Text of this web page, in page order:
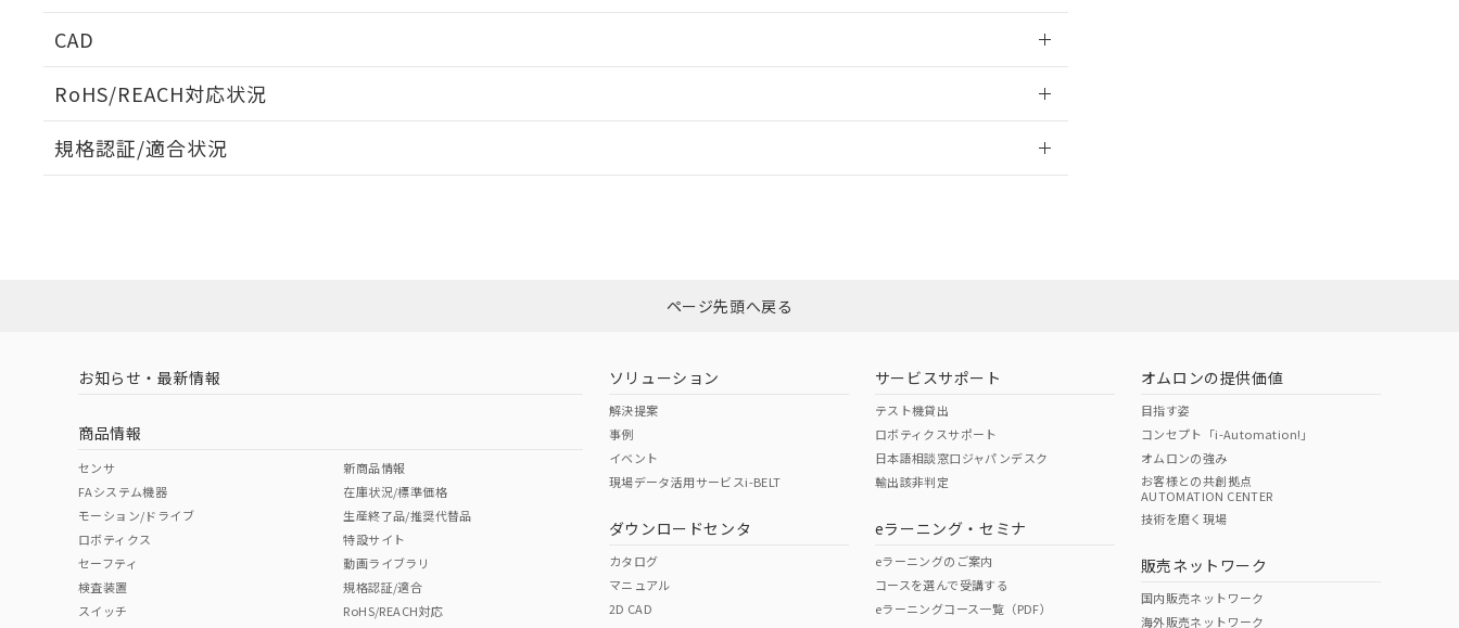
CAD
RoHS/REACH対応状況
EU RoHS 注意事項・凡例
ダウンロードはこちら
中国 RoHS 注意事項・凡例
中国 RoHS表
Pb Hg Cr(VI)
O O
規格認証/適合状況
（イギリス
（ノルウェー
（日本
（アメリカ
この製品の規格認証/適合状況ページへ
その他の認証はこちらのページからご検索ください
ページ先頭へ戻る
お知らせ・最新情報
商品情報
センサ
FAシステム機器
モーション/ドライブ
ロボティクス
セーフティ
検査装置
スイッチ
新商品情報
在庫状況/標準価格
生産終了品/推奨代替品
特設サイト
動画ライブラリ
規格認証/適合
RoHS/REACH対応
ソリューション
解決提案
事例
イベント
現場データ活用サービスi-BELT
ダウンロードセンタ
カタログ
マニュアル
2D CAD
サービスサポート
テスト機貸出
ロボティクスサポート
日本語相談窓口ジャパンデスク
輸出該非判定
eラーニング・セミナ
eラーニングのご案内
コースを選んで受講する
eラーニングコース一覧（PDF）
オムロンの提供価値
目指す姿
コンセプト「i-Automation!」
オムロンの強み
お客様との共創拠点
AUTOMATION CENTER
技術を磨く現場
販売ネットワーク
国内販売ネットワーク
海外販売ネットワーク